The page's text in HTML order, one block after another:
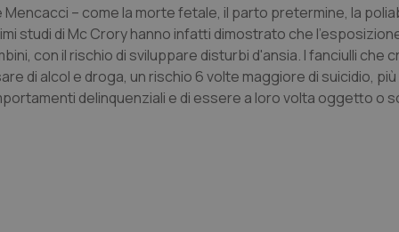
– come la morte fetale, il parto pretermine, la
studi di Mc Crory hanno infatti dimostrato che
con il rischio di sviluppare disturbi d'ansia. I fanciulli che
di alcol e droga, un rischio 6 volte maggiore di suicidio,
delinquenziali e di essere a loro volta oggetto o
interazione con il sito. Registra i
del visitatore riguardo a varie
impostazioni sulla privacy,
preferenze siano onorate nelle
CookieScript
www.quotidianosanita.it
5 mesi 3
settimane
Questo cookie viene utilizzato
Script.com per ricordare le
sui cookie dei visitatori. È
dei cookie di Cookie-Script.com